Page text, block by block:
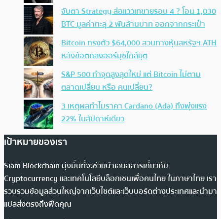
จับตา Strategy ส่อแววเทขายรอบ 4 ? โอน 1,030
BTC มูลค่าทะลุ 2 พันล้านบาท ออกจากกระเป๋า
Bitcoin ทรงตัว $64,000 สวนทางหุ้นสหรัฐฯ ATH
หลังข้อตกลงฮอร์มุซใกล้ยุติ
S&P 500 ทำจุดสูงสุดใหม่ แต่ Bitcoin ไม่ตาม
ตลาดเปลี่ยน หรือ คนเปลี่ยน?
3 เหตุผลทำไมราคา Cardano (Ada) ถึงพุ่งแรง
22% ในสัปดาห์เดียว
เป้าหมายของเรา
Siam Blockchain มุ่งมั่นที่จะช่วยนำเสนอสารเกี่ยวกับ
Cryptocurrency และเทคโนโลยีบล็อกเชนเพื่อคนไทย ในภาษาไทย เรา
รวบรวมข้อมูลส่วนใหญ่จากเว็บไซต์และเว็บบอร์ดต่างประเทศและนำมา
แปลส่งตรงถึงฟีดคุณ